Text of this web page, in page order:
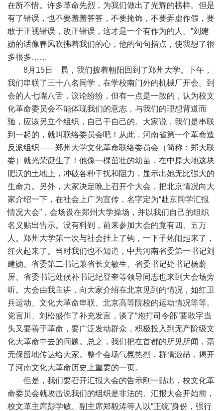
在所不惜。许多革命先烈，为我们做出了光辉的榜样。但是
有了错误，也不要羞羞答答，不要掩饰，不要弄虚作假，要
敢于正视错误，改正错误，这才是一个有作为的人。”刘建
勋的话像春风吹拂着我们的心，他的句句指点，使我想了很
多很多……
8月15日 晨，我们披着朝阳回到了郑州大学。下午，
我们串联了三十八名同学，在学校南门外的机械厂开会。到
会的人七嘴八舌，议论纷纷，但有一点是一致的，认为校文
化革命委员会不能体现我们的意志，与我们的理想背道而
驰，应该另立个组织，自己干自己的。大家说，我们是串联
到一起的，就叫联络委员会吧！从此，河南省第一个革命造
反派组织——郑州大学文化革命联络委员会（简称：郑大联
委）就光荣诞生了！他像一棵茁壮的幼苗，在中原大地这块
肥沃的土地上，冲破各种干扰和阻力，显示出她无比强大的
生命力。另外，大家决定晚上召开个大会，把北京情况向大
家介绍一下，在社会上广为宣传，名字定为“赴京同学汇报
情况大会”，会场设在郑州大学操场，并以我们自己的组织
名义贴出告示。没有料到，前来参加大会的竟有四、五万
人。郑州大学第一次与社会挂上了钩，一下子热闹起来了，
红火起来了。当时我们也不知道，中共河南省委第一书记刘
建勋、省委第二书记兼省长文敏生、省委书记处书记杨蔚
屏、省委书记处候补书记纪登奎等领导同志也来到大会场旁
听。大会由我主讲，向大家介绍在北京见到的情况，如红卫
兵运动、文化大革命串联、北京高等院校的运动情况等等。
党言川、刘松盛作了补充发言，谈了“炮打司令部”要敢字当
头又要善于革命，要广泛发动群众，积极投入到无产阶级文
化大革命中去的问题。总之，我们把在首都的所见所闻，毫
无保留地传达给大家。整个会场气氛热烈，群情激昂，揭开
了河南文化大革命历史上重要的一页。
但是，我们要召开汇报大会的告示刚一贴出，校文化革
命委员会就攻击说我们的组织是非法的。汇报大会开始前，
校文革主席彭学敏、副主席郑毅涛等人以“正统”身份，强行